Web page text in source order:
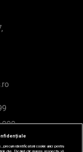
identificatorii cookie unici pentru
dvs. făcând clic mai jos, respectiv vă